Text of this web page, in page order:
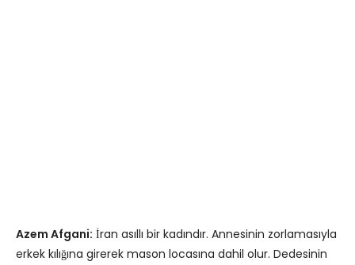
Azem Afgani: İran asıllı bir kadındır. Annesinin zorlamasıyla
erkek kılığına girerek mason locasına dahil olur. Dedesinin